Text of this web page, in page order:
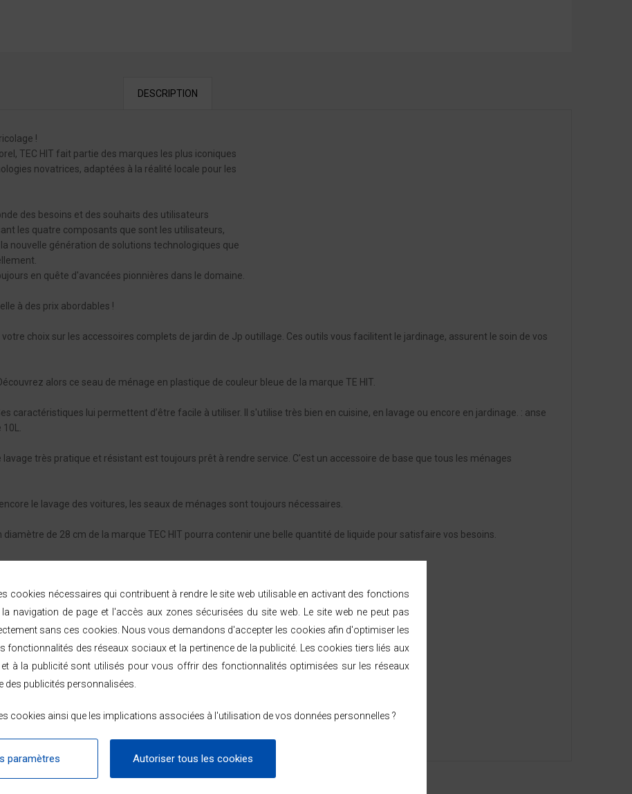
DESCRIPTION
!
TEC HIT fait partie des marques les plus iconiques
novatrices, adaptées à la réalité locale pour les
des besoins et des souhaits des utilisateurs
les quatre composants que sont les utilisateurs,
nouvelle génération de solutions technologiques que
en quête d'avancées pionnières dans le domaine.
à des prix abordables !
choix sur les accessoires complets de jardin de Jp outillage. Ces outils vous facilitent le jardinage, assurent le soin de vos
alors ce seau de ménage en plastique de couleur bleue de la marque TE HIT.
caractéristiques lui permettent d’être facile à utiliser. Il s'utilise très bien en cuisine, en lavage ou encore en jardinage. : anse
très pratique et résistant est toujours prêt à rendre service. C'est un accessoire de base que tous les ménages
le lavage des voitures, les seaux de ménages sont toujours nécessaires.
de 28 cm de la marque TEC HIT pourra contenir une belle quantité de liquide pour satisfaire vos besoins.
quotidien et intensif. C'est un seau robuste et compact, pour une longue durée de vie.
anse en métal. C'est un produit qui est conçu en pensant aussi aux besoins des ménages.
cookies nécessaires qui contribuent à rendre le site web utilisable en activant des fonctions
navigation de page et l'accès aux zones sécurisées du site web. Le site web ne peut pas
sans ces cookies. Nous vous demandons d'accepter les cookies afin d'optimiser les
fonctionnalités des réseaux sociaux et la pertinence de la publicité. Les cookies tiers liés aux
à la publicité sont utilisés pour vous offrir des fonctionnalités optimisées sur les réseaux
des publicités personnalisées.
cookies ainsi que les implications associées à l'utilisation de vos données personnelles ?
paramètres Autoriser tous les cookies